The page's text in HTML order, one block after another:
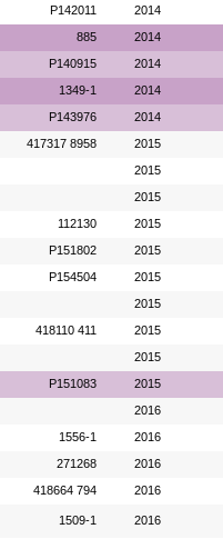
P142011 2014
885 2014
P140915 2014
1349-1 2014
P143976 2014
417317 8958 2015
2015
2015
112130 2015
P151802 2015
P154504 2015
2015
418110 411 2015
2015
P151083 2015
2016
1556-1 2016
271268 2016
418664 794 2016
1509-1 2016